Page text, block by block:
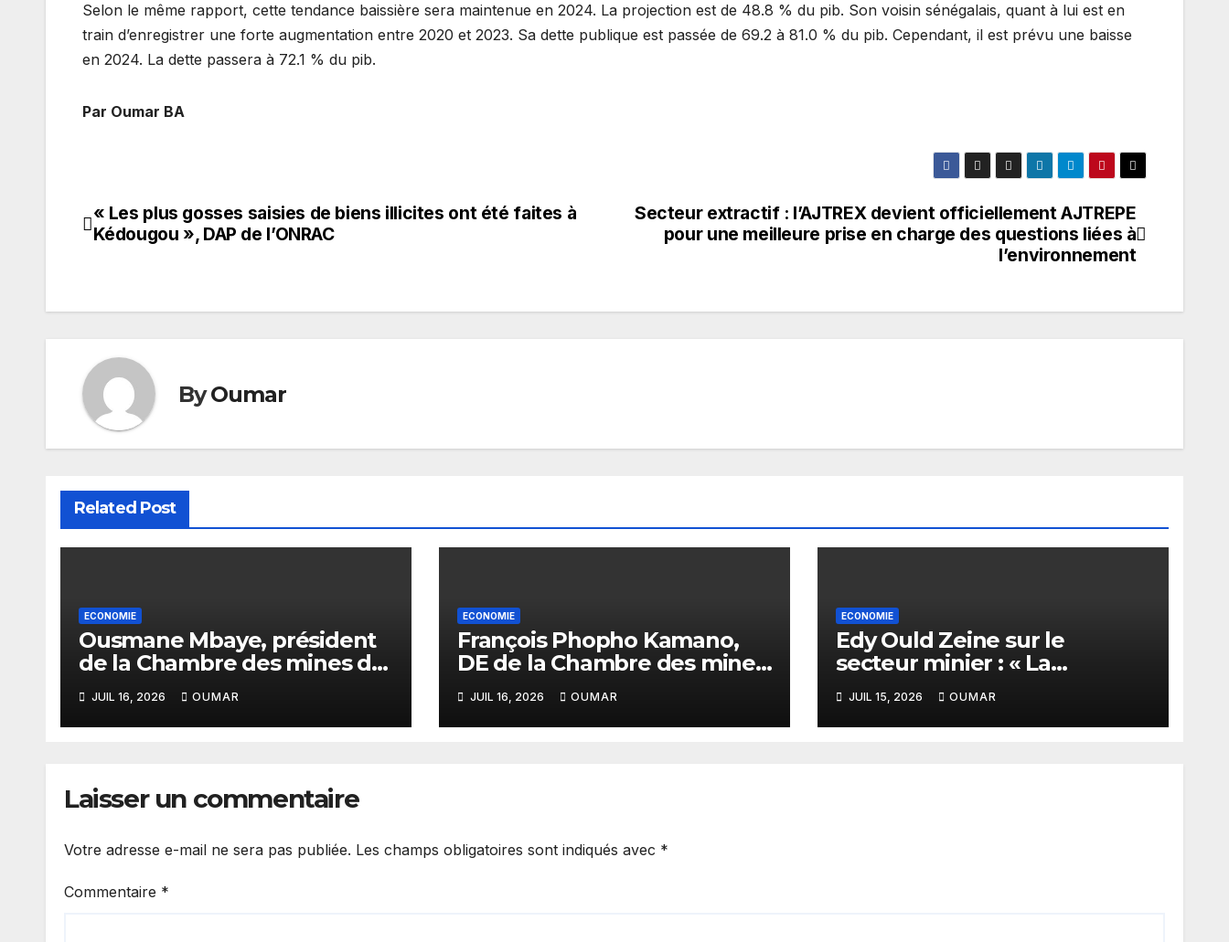
Selon le même rapport, cette tendance baissière sera maintenue en 2024. La projection est de 48.8 % du pib. Son voisin sénégalais, quant à lui est en
train d’enregistrer une forte augmentation entre 2020 et 2023. Sa dette publique est passée de 69.2 à 81.0 % du pib. Cependant, il est prévu une baisse
en 2024. La dette passera à 72.1 % du pib.
Par Oumar BA
Navigation
Secteur extractif : l’AJTREX devient officiellement AJTREPE
pour une meilleure prise en charge des questions liées à
l’environnement
« Les plus gosses saisies de biens illicites ont été faites à
Kédougou », DAP de l’ONRAC
ByOumar
Related Post
ECONOMIE
Ousmane Mbaye, président
de la Chambre des mines du
Sénégal : « C’est l’Etat qui
doit assurer le financement
des infrastructures »
JUIL 16, 2026 OUMAR
ECONOMIE
François Phopho Kamano,
DE de la Chambre des mines
: « la Guinée est aujourd’hui
la meilleure des
destinations »
JUIL 16, 2026 OUMAR
ECONOMIE
Edy Ould Zeine sur le
secteur minier : « La
corruption n’existe pas en
Mauritanie »
JUIL 15, 2026 OUMAR
Laisser un commentaire
Votre adresse e-mail ne sera pas publiée. Les champs obligatoires sont indiqués avec *
Commentaire *